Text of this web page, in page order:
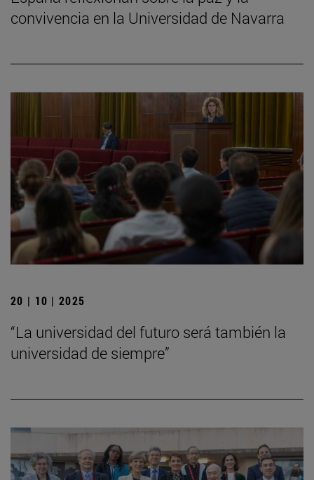
convivencia en la Universidad de Navarra
20 | 10 | 2025
“La universidad del futuro será también la
universidad de siempre”